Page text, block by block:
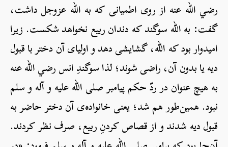
رضي الله عنه از روی اطمیانی که به الله عزوجل داشت،
گفت: به الله سوگند که دندان ربیع نخواهد شکست. زیرا
امیدوار بود که الله، گشایشی دهد و اولیای آن دختر با قبول
دیه یا بدون آن، راضی شوند؛ لذا سوگندِ انس رضي الله عنه
به هیچ عنوان در ردّ حکم پیامبر صلی الله علیه و آله و سلم
نبود. همین‌طور هم شد؛ یعنی خانواده‌ی آن دختر حاضر به
قبول دیه شدند و از قصاص کردنِ ربیع، صرف نظر کردند.